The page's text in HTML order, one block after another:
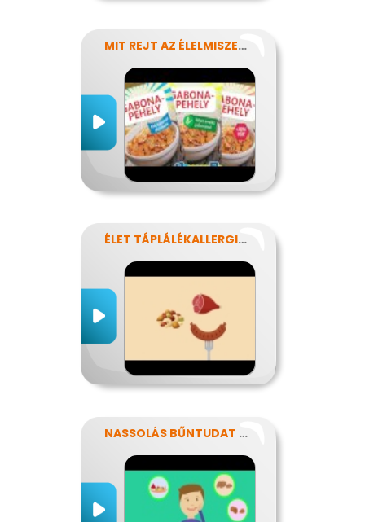
MIT REJT AZ ÉLELMISZERCÍMKE?
ÉLET TÁPLÁLÉKALLERGIÁVAL
NASSOLÁS BŰNTUDAT NÉLKÜL